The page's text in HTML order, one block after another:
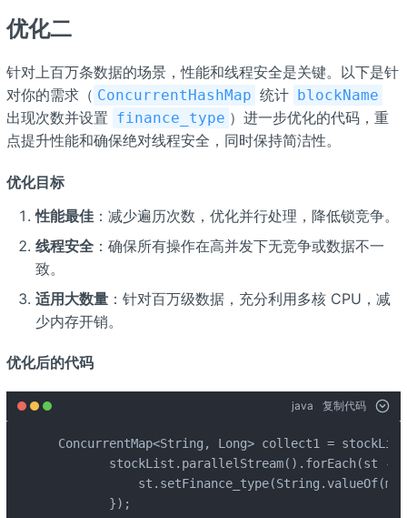
优化二
针对上百万条数据的场景，性能和线程安全是关键。以下是针
对你的需求（ ConcurrentHashMap 统计 blockName
出现次数并设置 finance_type ）进一步优化的代码，重
点提升性能和确保绝对线程安全，同时保持简洁性。
优化目标
性能最佳：减少遍历次数，优化并行处理，降低锁竞争。
线程安全：确保所有操作在高并发下无竞争或数据不一
致。
适用大数量：针对百万级数据，充分利用多核 CPU，减
少内存开销。
优化后的代码
java 复制代码
ConcurrentMap<String, Long> collect1 =
stockList.parallelStream().forEach(st ->
        });